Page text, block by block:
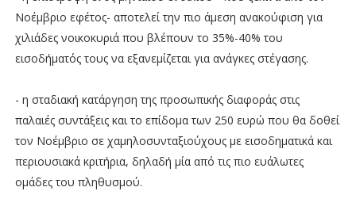
Νοέμβριο εφέτος- αποτελεί την πιο άμεση ανακούφιση για
χιλιάδες νοικοκυριά που βλέπουν το 35%-40% του
εισοδήματός τους να εξανεμίζεται για ανάγκες στέγασης.
- η σταδιακή κατάργηση της προσωπικής διαφοράς στις
παλαιές συντάξεις και το επίδομα των 250 ευρώ που θα δοθεί
τον Νοέμβριο σε χαμηλοσυνταξιούχους με εισοδηματικά και
περιουσιακά κριτήρια, δηλαδή μία από τις πιο ευάλωτες
ομάδες του πληθυσμού.